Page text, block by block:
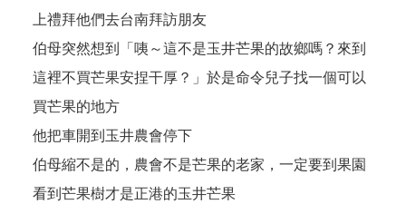
上禮拜他們去台南拜訪朋友
伯母突然想到「咦～這不是玉井芒果的故鄉嗎？來到
這裡不買芒果安捏干厚？」於是命令兒子找一個可以
買芒果的地方
他把車開到玉井農會停下
伯母縮不是的，農會不是芒果的老家，一定要到果園
看到芒果樹才是正港的玉井芒果